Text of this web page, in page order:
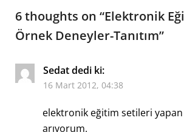
6 thoughts on “Elektronik
Örnek Deneyler-Tanıtım”
Sedatdedi ki:
16 Mart 2012, 04:38
elektronik eğitim setileri
arıyorum.